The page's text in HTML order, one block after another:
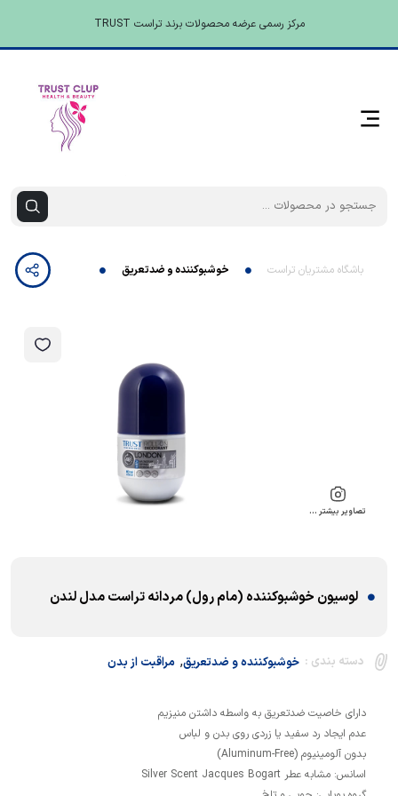
مرکز رسمی عرضه محصولات برند تراست TRUST
باشگاه مشتریان تراست خوشبوکننده و ضدتعریق لوسیون
تصاویر بیشتر …
لوسیون خوشبوکننده (مام رول) مردانه تراست مدل لندن
دسته بندی : خوشبوکننده و ضدتعریق, مراقبت از بدن